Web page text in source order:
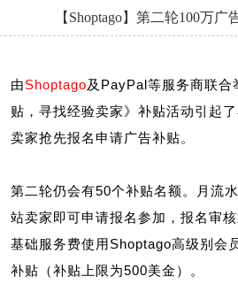
【Shoptago】第二轮100万广
由Shoptago及PayPal等服务商联合
贴，寻找经验卖家》补贴活动引起
卖家抢先报名申请广告补贴。
第二轮仍会有50个补贴名额。月流
站卖家即可申请报名参加，报名审
基础服务费使用Shoptago高级别会
补贴（补贴上限为500美金）。